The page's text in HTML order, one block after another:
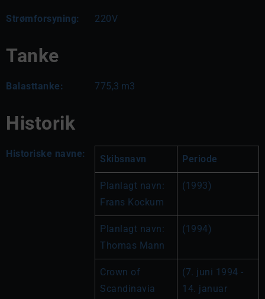
Strømforsyning: 220V
Tanke
Balasttanke: 775,3 m3
Historik
Historiske navne: Skibsnavn Periode
Planlagt navn:
Frans Kockum
(1993)
Planlagt navn:
Thomas Mann
(1994)
Crown of
Scandinavia
(7. juni 1994 -
14. januar